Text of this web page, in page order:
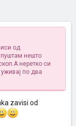
од
нешто
неретко си
по два
zavisi od